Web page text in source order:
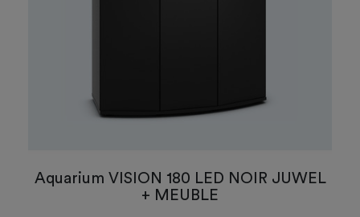
Aquarium VISION 180 LED NOIR JUWEL
+ MEUBLE